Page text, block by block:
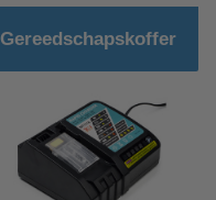
Gereedschapskoffer